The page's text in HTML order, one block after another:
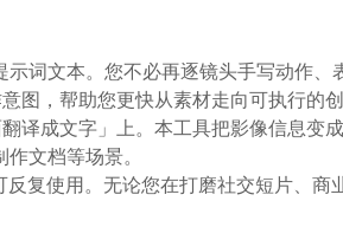
词文本。您不必再逐镜头手写动作、
，帮助您更快从素材走向可执行的创
译成文字」上。本工具把影像信息变
文档等场景。
使用。无论您在打磨社交短片、商